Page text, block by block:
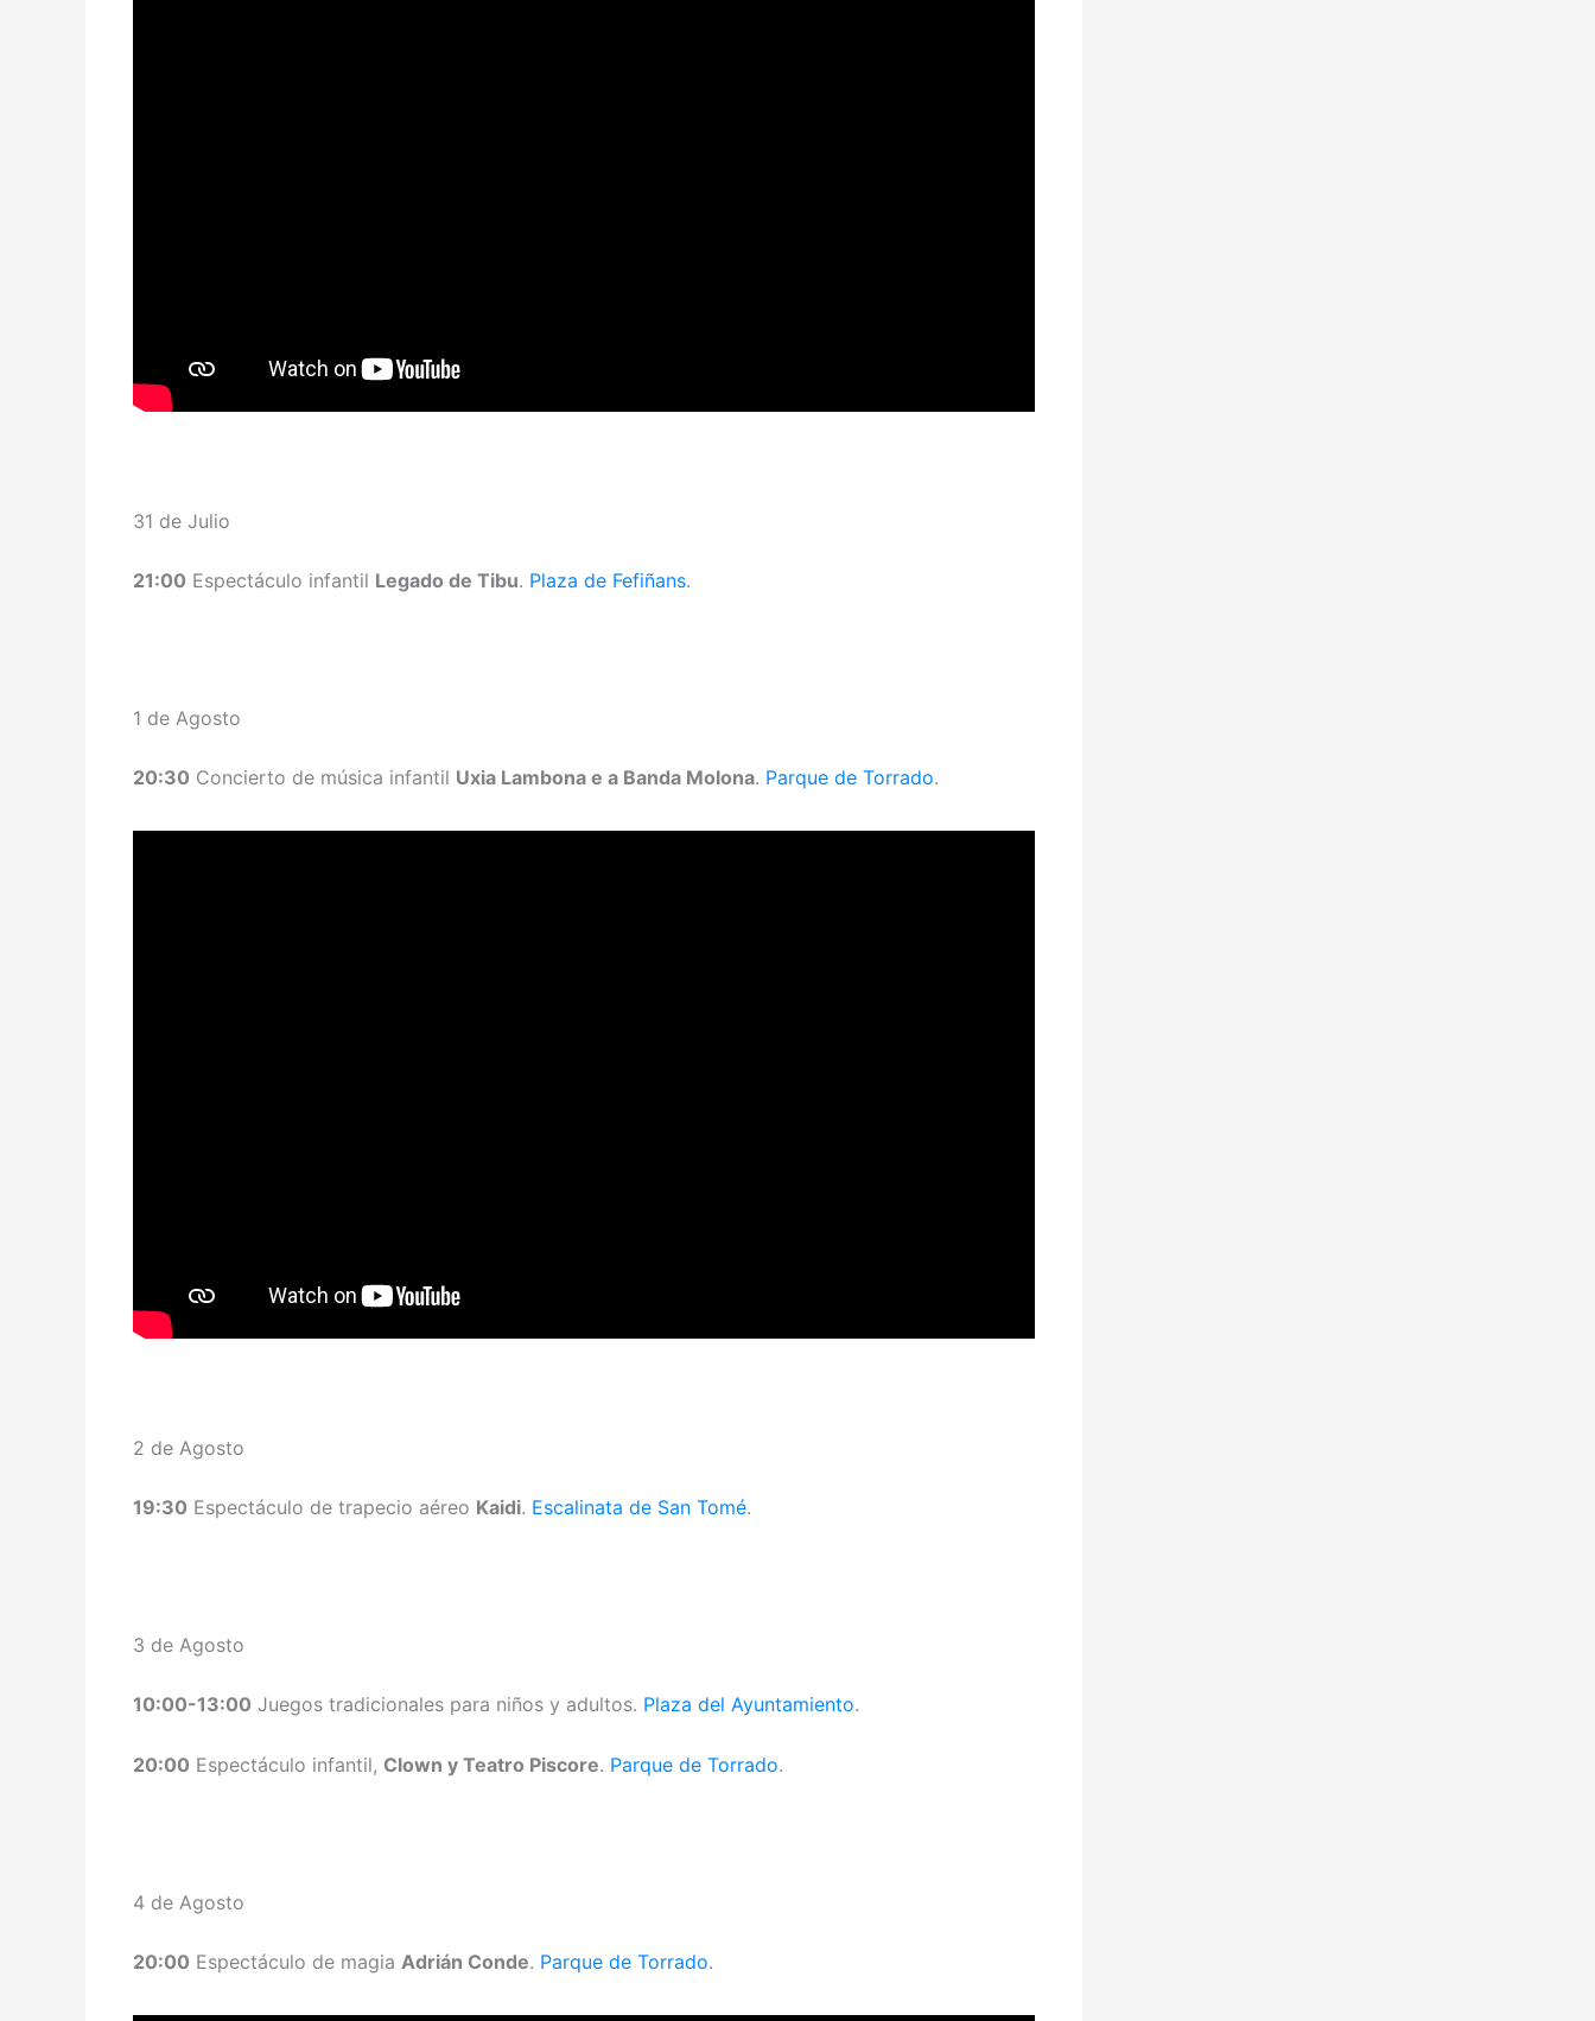
31 de Julio
21:00 Espectáculo infantil Legado de Tibu. Plaza de Fefiñans.
1 de Agosto
20:30 Concierto de música infantil Uxia Lambona e a Banda Molona. Parque de Torrado.
2 de Agosto
19:30 Espectáculo de trapecio aéreo Kaidi. Escalinata de San Tomé.
3 de Agosto
10:00-13:00 Juegos tradicionales para niños y adultos. Plaza del Ayuntamiento.
20:00 Espectáculo infantil, Clown y Teatro Piscore. Parque de Torrado.
4 de Agosto
20:00 Espectáculo de magia Adrián Conde. Parque de Torrado.